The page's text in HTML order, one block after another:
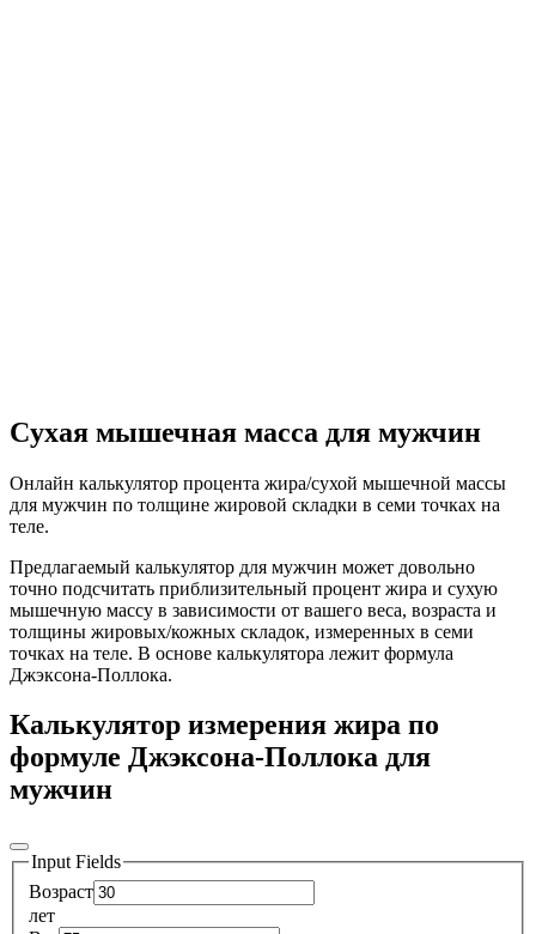
Cухая мышечная масса для мужчин
Онлайн калькулятор процента жира/сухой мышечной массы
для мужчин по толщине жировой складки в семи точках на
теле.
Предлагаемый калькулятор для мужчин может довольно
точно подсчитать приблизительный процент жира и сухую
мышечную массу в зависимости от вашего веса, возраста и
толщины жировых/кожных складок, измеренных в семи
точках на теле. В основе калькулятора лежит формула
Джэксона-Поллока.
Калькулятор измерения жира по
формуле Джэксона-Поллока для
мужчин
Input Fields
Возраст
лет